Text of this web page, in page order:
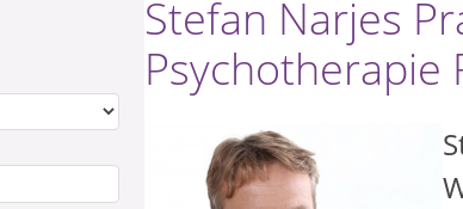
Stefan Narjes
Psychotherapie